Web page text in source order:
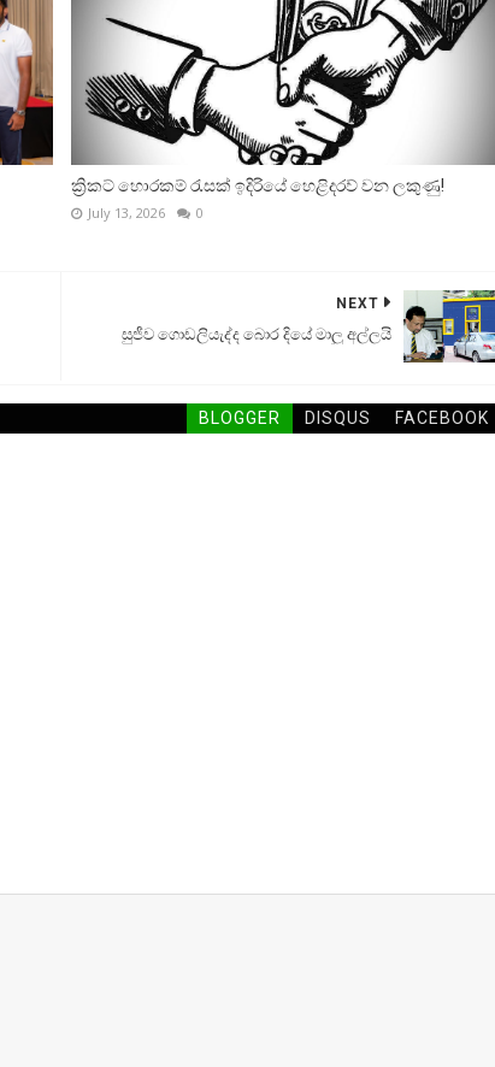
ක්‍රිකට් හොරකම් රැසක් ඉදිරියේ හෙළිදරව් වන ලකුණු!
July 13, 2026 0
NEXT
සුජීව ගොඩලියැද්ද බොර දියේ මාලු අල්ලයි
BLOGGER DISQUS FACEBOOK